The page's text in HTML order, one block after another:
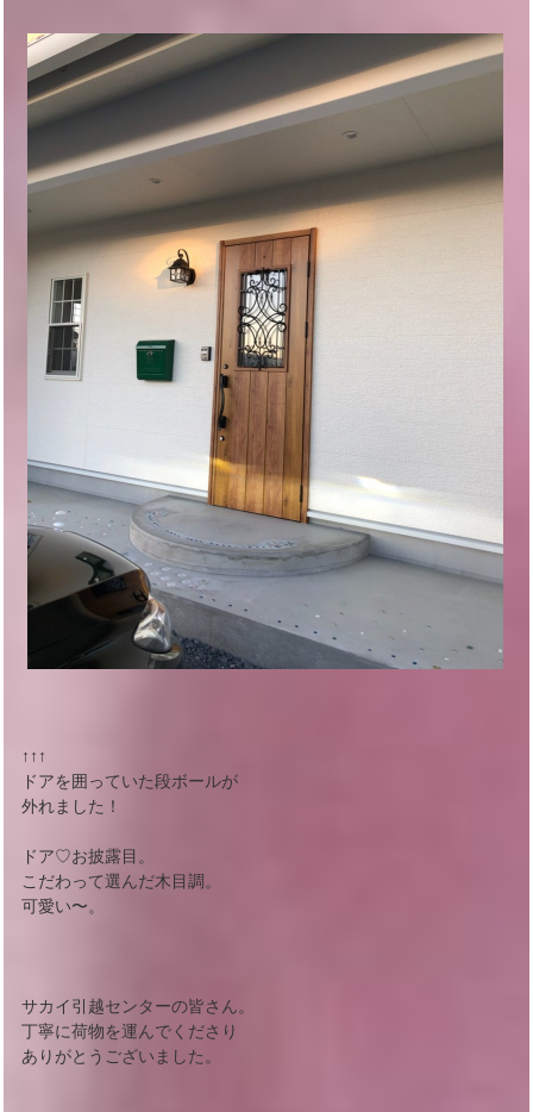
↑↑↑
ドアを囲っていた段ボールが
外れました！
ドア♡お披露目。
こだわって選んだ木目調。
可愛い〜。
サカイ引越センターの皆さん。
丁寧に荷物を運んでくださり
ありがとうございました。